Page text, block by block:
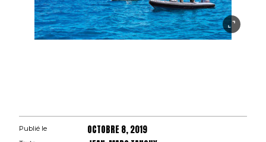
Publié le OCTOBRE 8, 2019